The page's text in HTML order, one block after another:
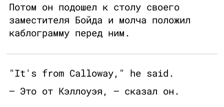
Потом он подошел к столу своего
заместителя Бойда и молча положил
каблограмму перед ним.
"It's from Calloway," he said.
— Это от Кэллоуэя, — сказал он.